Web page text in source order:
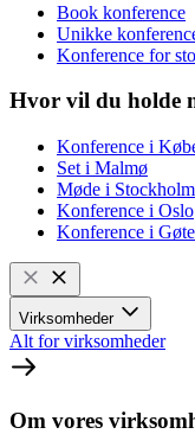
Book konference
Unikke
Konference for
Hvor vil du holde
Konference i
Set i Malmø
Møde i Stockholm
Konference i Oslo
Konference i
Virksomheder
Alt for virksomheder
Om vores